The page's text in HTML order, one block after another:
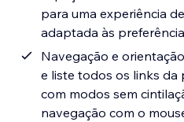
para uma experiência
adaptada às
Navegação e orientação sem
e liste todos os links da
com modos sem
navegação com o